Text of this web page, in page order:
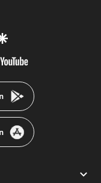
google
youtube-